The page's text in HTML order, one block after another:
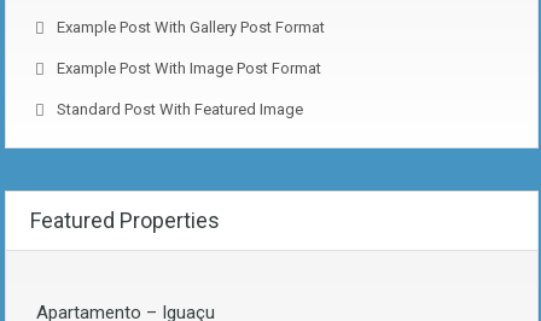
Example Post With Gallery Post Format
Example Post With Image Post Format
Standard Post With Featured Image
Featured Properties
Apartamento – Iguaçu